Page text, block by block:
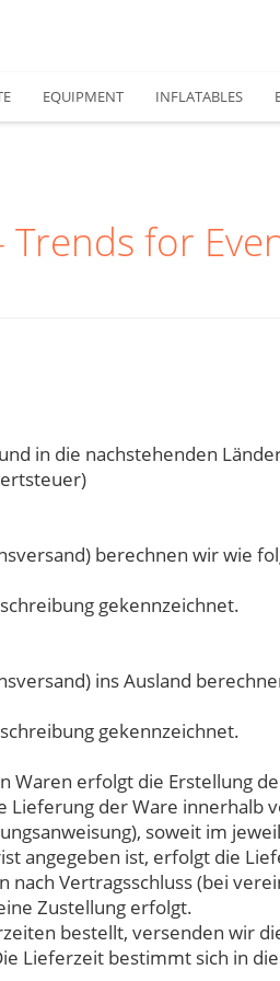
EQUIPMENT INFLATABLES
for
in die nachstehenden
berechnen wir wie
gekennzeichnet.
ins Ausland
gekennzeichnet.
Waren erfolgt die Erstellung
der Ware
soweit im
angegeben ist, erfolgt die
nach Vertragsschluss (bei
Zustellung erfolgt.
bestellt, versenden wir
Lieferzeit bestimmt sich in